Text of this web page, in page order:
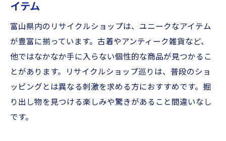
イテム
富山県内のリサイクルショップは、ユニークなアイテム
が豊富に揃っています。古着やアンティーク雑貨など、
他ではなかなか手に入らない個性的な商品が見つかるこ
とがあります。リサイクルショップ巡りは、普段のショ
ッピングとは異なる刺激を求める方におすすめです。掘
り出し物を見つける楽しみや驚きがあること間違いなし
です。